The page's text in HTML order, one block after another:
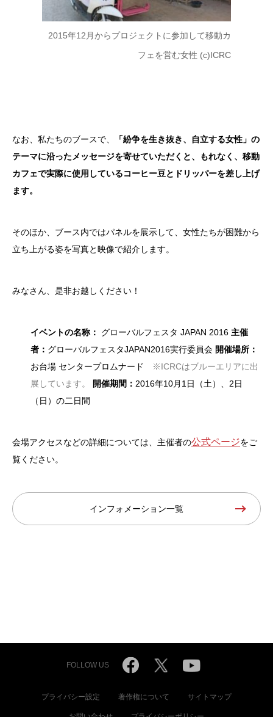
2015年12月からプロジェクトに参加して移動カ
フェを営む女性 (c)ICRC
なお、私たちのブースで、
「紛争を生き抜き、自立する女性」の
テーマに沿ったメッセージを寄せていただくと、もれなく、移動
カフェで実際に使用しているコーヒー豆とドリッパーを差し上げ
ます。
そのほか、ブース内ではパネルを展示して、女性たちが困難から
立ち上がる姿を写真と映像で紹介します。
みなさん、是非お越しください！
イベントの名称： グローバルフェスタ JAPAN 2016 主催
者： グローバルフェスタJAPAN2016実行委員会 開催場所：
お台場 センタープロムナード
※ICRCはブルーエリアに出
展しています。
開催期間： 2016年10月1日（土）、2日
（日）の二日間
会場アクセスなどの詳細については、主催者の公式ページをご
覧ください。
インフォメーション一覧
FOLLOW US
プライバシー設定 著作権について サイトマップ